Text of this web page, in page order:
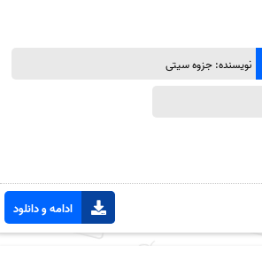
نویسنده: جزوه سیتی
ادامه و دانلود